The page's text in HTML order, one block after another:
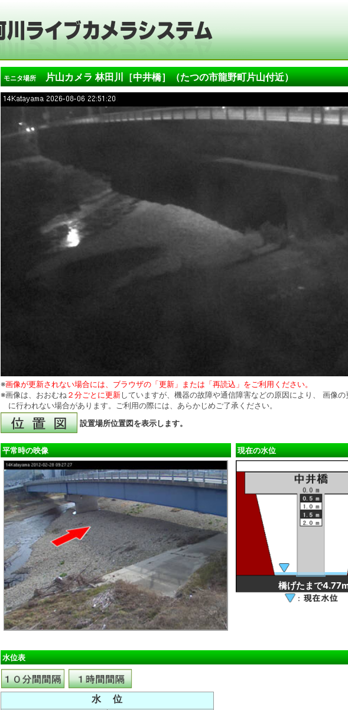
モニタ場所片山カメラ 林田川［中井橋］（たつの市龍野町片山付近）
※画像が更新されない場合には、ブラウザの「更新」または「再読込」をご利用ください。
※画像は、おおむね ２分ごとに更新していますが、機器の故障や通信障害などの原因により、 画像の
に行われない場合があります。ご利用の際には、あらかじめご了承ください。
設置場所位置図を表示します。
平常時の映像 現在の水位
橋げたまで
水位表
水 位